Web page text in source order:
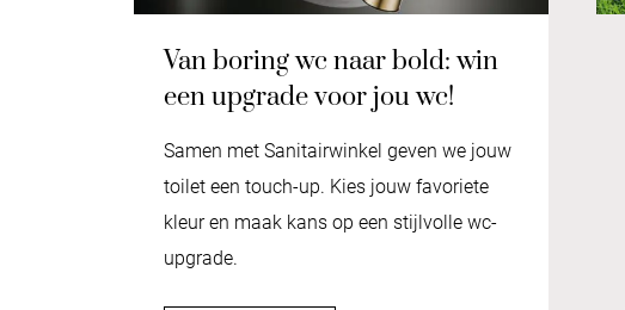
Van boring wc naar bold: win
een upgrade voor jou wc!
Samen met Sanitairwinkel geven we jouw
toilet een touch-up. Kies jouw favoriete
kleur en maak kans op een stijlvolle wc-
upgrade.